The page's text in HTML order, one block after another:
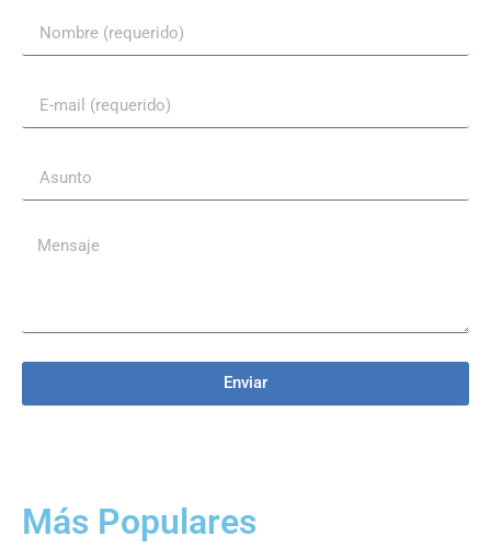
Enviar
Más Populares